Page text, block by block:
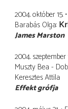
2004. október 15.
Barabás Olga
James Marston
2004. szeptember
Muszty Bea -
Keresztes Attila
Effekt grófja